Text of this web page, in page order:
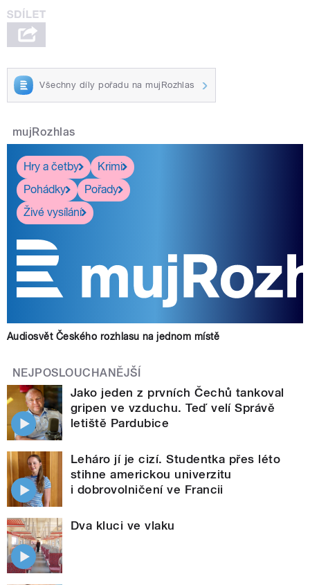
Všechny díly pořadu na mujRozhlas
mujRozhlas
Hry a četby
Krimi
Pohádky
Pořady
Živé vysílání
Audiosvět Českého rozhlasu na jednom místě
NEJPOSLOUCHANĚJŠÍ
Jako jeden z prvních Čechů tankoval
gripen ve vzduchu. Teď velí Správě
letiště Pardubice
Leháro jí je cizí. Studentka přes léto
stihne americkou univerzitu
i dobrovolničení ve Francii
Dva kluci ve vlaku